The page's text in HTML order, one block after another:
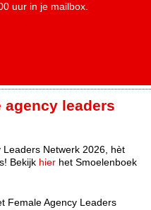
uur in je mailbox.
agency leaders
Netwerk 2026, hèt
Bekijk hier het Smoelenboek
Female Agency Leaders